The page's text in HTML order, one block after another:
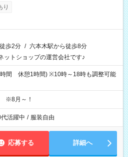
り
歩2分 / 六本木駅から徒歩8分
トショップの運営会社です♪
間 休憩1時間) ※10時～18時も調整可能
※8月～！
活躍中 / 服装自由
応募する 詳細へ